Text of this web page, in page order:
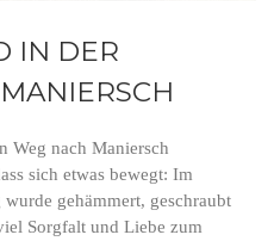
IN DER
Weg nach Maniersch
sich etwas bewegt: Im
gehämmert, geschraubt
Sorgfalt und Liebe zum